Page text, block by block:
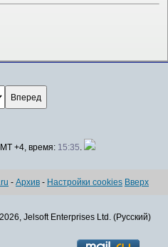
+4, время: 15:35.
- Архив - Настройки cookies Вверх
Jelsoft Enterprises Ltd. (Русский)